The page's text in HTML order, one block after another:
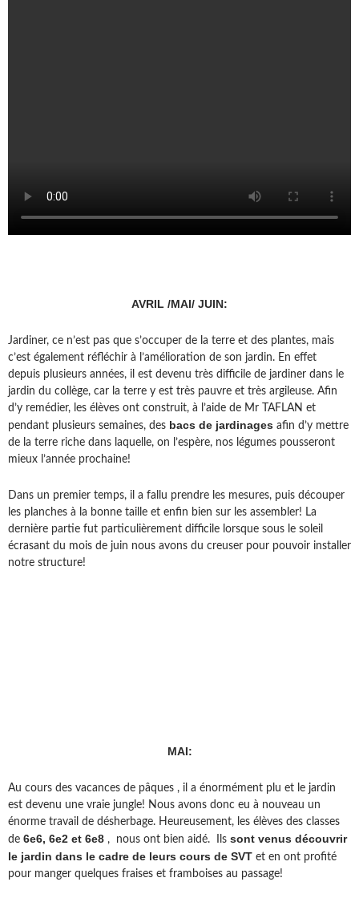
AVRIL /MAI/ JUIN:
Jardiner, ce n’est pas que s’occuper de la terre et des plantes, mais
c’est également réfléchir à l’amélioration de son jardin. En effet
depuis plusieurs années, il est devenu très difficile de jardiner dans le
jardin du collège, car la terre y est très pauvre et très argileuse. Afin
d’y remédier, les élèves ont construit, à l’aide de Mr TAFLAN et
pendant plusieurs semaines, des bacs de jardinages afin d’y mettre
de la terre riche dans laquelle, on l’espère, nos légumes pousseront
mieux l’année prochaine!
Dans un premier temps, il a fallu prendre les mesures, puis découper
les planches à la bonne taille et enfin bien sur les assembler! La
dernière partie fut particulièrement difficile lorsque sous le soleil
écrasant du mois de juin nous avons du creuser pour pouvoir installer
notre structure!
MAI:
Au cours des vacances de pâques , il a énormément plu et le jardin
est devenu une vraie jungle! Nous avons donc eu à nouveau un
énorme travail de désherbage. Heureusement, les élèves des classes
de 6e6, 6e2 et 6e8 , nous ont bien aidé. Ils sont venus découvrir
le jardin dans le cadre de leurs cours de SVT et en ont profité
pour manger quelques fraises et framboises au passage!